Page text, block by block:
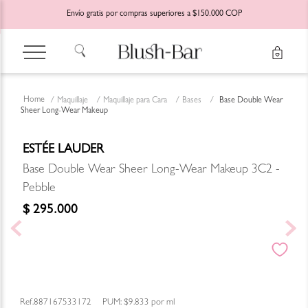
Envío gratis por compras superiores a $150.000 COP
Maquillaje Maquillaje para Cara Bases
Base Double Wear
Sheer Long-Wear Makeup
ESTÉE LAUDER
Base Double Wear Sheer Long-Wear Makeup 3C2 -
Pebble
$ 295.000
887167533172 PUM: $9.833 por ml